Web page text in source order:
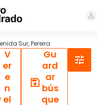
Sur, Pereira
V
er
e
n
el
Gu
ard
ar
bús
que